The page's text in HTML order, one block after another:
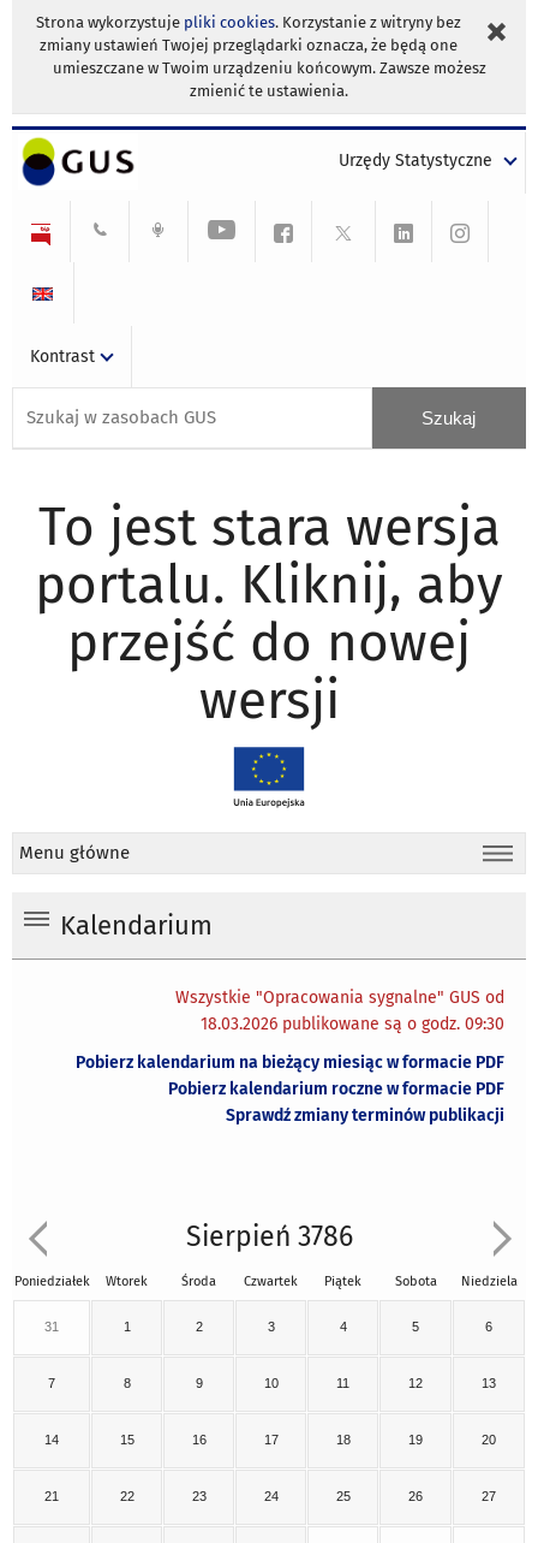
Strona wykorzystuje pliki cookies. Korzystanie z witryny bez
zmiany ustawień Twojej przeglądarki oznacza, że będą one
umieszczane w Twoim urządzeniu końcowym. Zawsze możesz
zmienić te ustawienia.
Urzędy Statystyczne
Kontrast
To jest stara wersja
portalu. Kliknij, aby
przejść do nowej
wersji
Menu główne
Kalendarium
Wszystkie "Opracowania sygnalne" GUS od
18.03.2026 publikowane są o godz. 09:30
Pobierz kalendarium na bieżący miesiąc w formacie PDF
Pobierz kalendarium roczne w formacie PDF
Sprawdź zmiany terminów publikacji
Sierpień 3786
Poniedziałek Wtorek Środa Czwartek Piątek Sobota Niedziela
31 1 2 3 4 5 6
7 8 9 10 11 12 13
14 15 16 17 18 19 20
21 22 23 24 25 26 27